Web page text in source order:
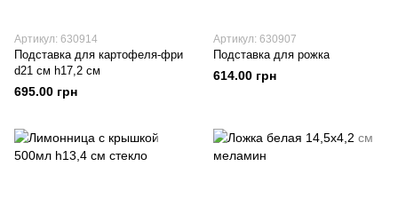
Артикул: 630914
Подставка для картофеля-фри
d21 см h17,2 см
695.00 грн
Артикул: 630907
Подставка для рожка
614.00 грн